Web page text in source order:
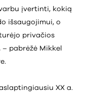
įvertinti, kokią
išsaugojimui, o
privačios
pabrėžė Mikkel
XX a.